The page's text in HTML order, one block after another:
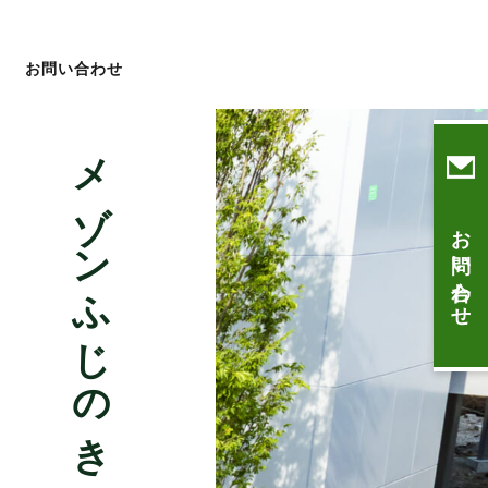
お問い合わせ
お問い合わせ
メゾンふじのき台